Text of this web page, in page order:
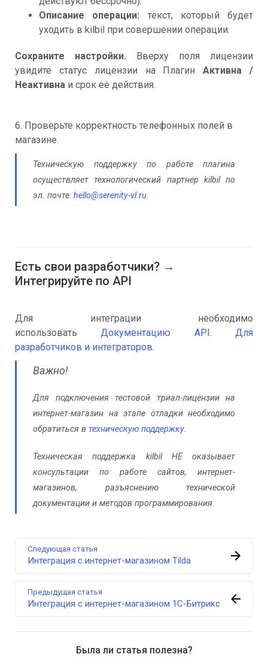
Описание операции: текст, который будет
уходить в kilbil при совершении операции.
Сохраните настройки. Вверху поля лицензии
увидите статус лицензии на ПлагинАктивна /
Неактивна и срок её действия.
6. Проверьте корректность телефонных полей в
магазине.
Техническую поддержку по работе плагина
осуществляет технологический партнер kilbil по
эл. почте: hello@serenity-vl.ru.
Есть свои разработчики? →
Интегрируйте по API
Для интеграции необходимо
использоватьДокументацию API. Для
разработчиков и интеграторов.
Важно!
Для подключения тестовой триал-лицензии на
интернет-магазин на этапе отладки необходимо
обратиться в техническую поддержку.
Техническая поддержка kilbil НЕ оказывает
консультации по работе сайтов, интернет-
магазинов, разъяснению технической
документации и методов программирования.
Предыдущая статья
Интеграция с интернет-магазином 1С-Битрикс
Следующая статья
Интеграция с интернет-магазином Tilda
Была ли статья полезна?